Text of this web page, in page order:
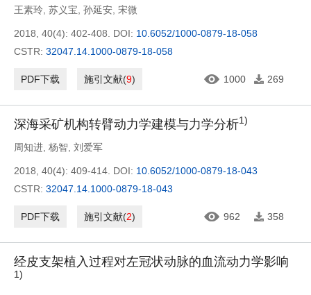
王素玲 苏义宝 孙延安 宋微
2018, 40(4): 402-408. DOI: 10.6052/1000-0879-18-058
CSTR: 32047.14.1000-0879-18-058
PDF下载 施引文献(9) 1000 269
深海采矿机构转臂动力学建模与力学分析1)
周知进 杨智 刘爱军
2018, 40(4): 409-414. DOI: 10.6052/1000-0879-18-043
CSTR: 32047.14.1000-0879-18-043
PDF下载 施引文献(2) 962 358
经皮支架植入过程对左冠状动脉的血流动力学影响
1)